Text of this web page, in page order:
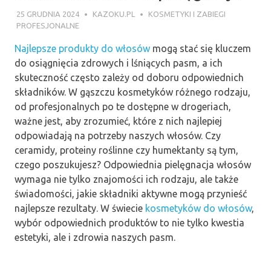
25 GRUDNIA 2024 KAZOKU.PL
KOSMETYKI I ZABIEGI
PROFESJONALNE
Najlepsze produkty do włosów mogą stać się kluczem
do osiągnięcia zdrowych i lśniących pasm, a ich
skuteczność często zależy od doboru odpowiednich
składników. W gąszczu kosmetyków różnego rodzaju,
od profesjonalnych po te dostępne w drogeriach,
ważne jest, aby zrozumieć, które z nich najlepiej
odpowiadają na potrzeby naszych włosów. Czy
ceramidy, proteiny roślinne czy humektanty są tym,
czego poszukujesz? Odpowiednia pielęgnacja włosów
wymaga nie tylko znajomości ich rodzaju, ale także
świadomości, jakie składniki aktywne mogą przynieść
najlepsze rezultaty. W świecie kosmetyków do włosów,
wybór odpowiednich produktów to nie tylko kwestia
estetyki, ale i zdrowia naszych pasm.